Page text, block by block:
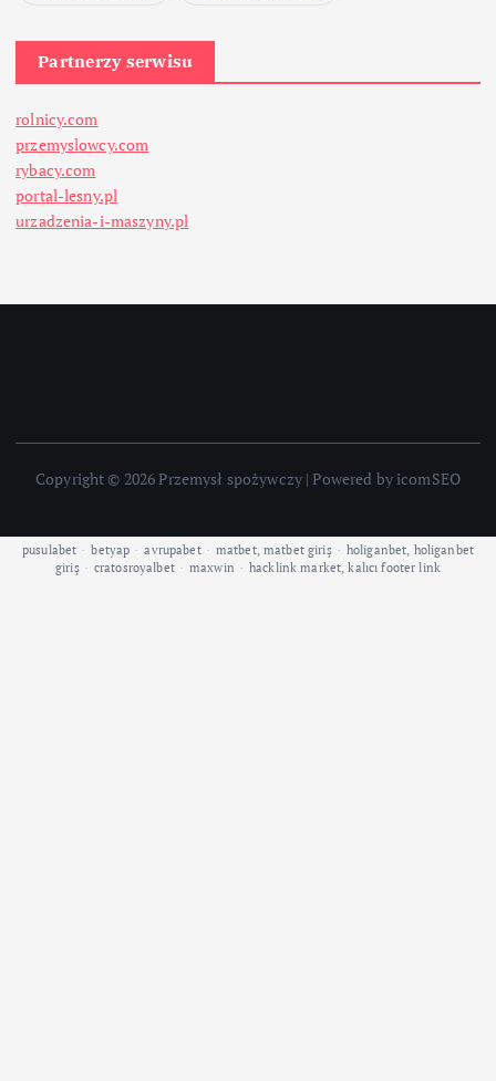
Partnerzy serwisu
rolnicy.com
przemyslowcy.com
rybacy.com
portal-lesny.pl
urzadzenia-i-maszyny.pl
Copyright © 2026 Przemysł spożywczy | Powered by icomSEO
pusulabet · betyap · avrupabet · matbet, matbet giriş · holiganbet, holiganbet
giriş · cratosroyalbet · maxwin · hacklink market, kalıcı footer link